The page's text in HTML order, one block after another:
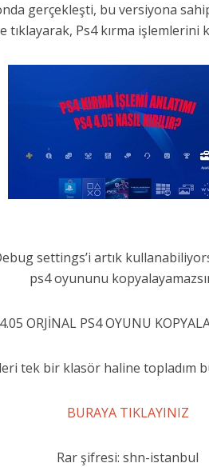
gerçekleşti, bu versiyona
tıklayarak, Ps4 kırma
settings’i artık
ps4 oyununu
ORJİNAL PS4 OYUNU
tek bir klasör haline topladım
BURAYA TIKLAYINIZ
Rar şifresi: shn-istanbul